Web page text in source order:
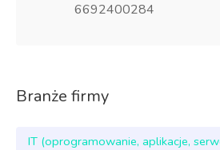
6692400284
Branże firmy
IT (oprogramowanie, aplikacje,